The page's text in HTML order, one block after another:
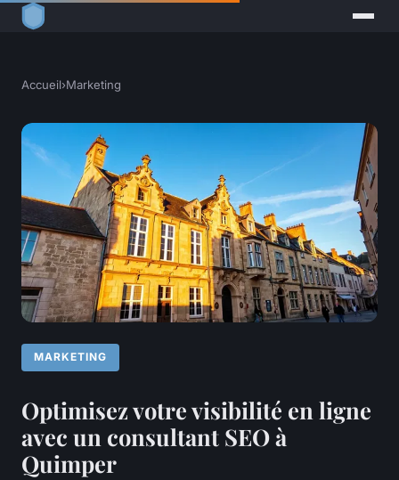
Accueil›Marketing
MARKETING
Optimisez votre visibilité en ligne
avec un consultant SEO à
Quimper